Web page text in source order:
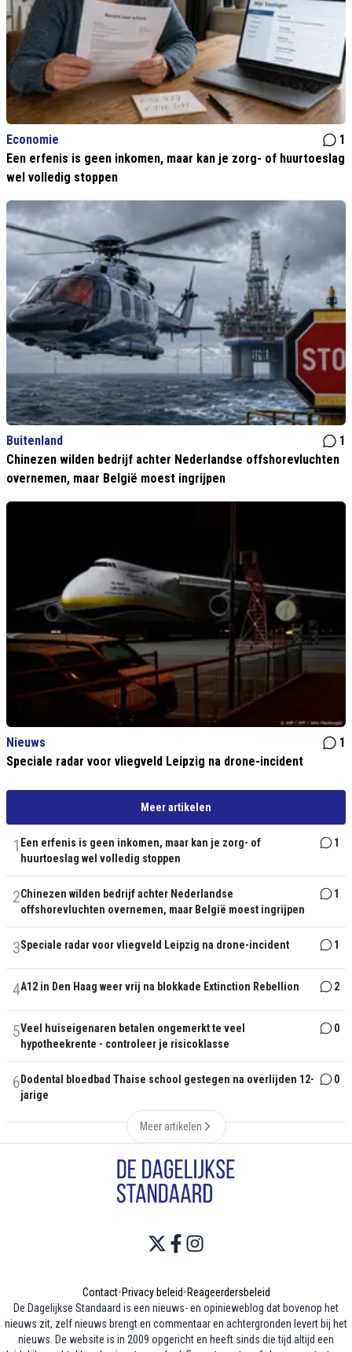
Economie
1
Een erfenis is geen inkomen, maar kan je zorg- of huurtoeslag
wel volledig stoppen
Buitenland
1
Chinezen wilden bedrijf achter Nederlandse offshorevluchten
overnemen, maar België moest ingrijpen
Nieuws
1
Speciale radar voor vliegveld Leipzig na drone-incident
Meer artikelen
1 Een erfenis is geen inkomen, maar kan je zorg- of
huurtoeslag wel volledig stoppen
1
2Chinezen wilden bedrijf achter Nederlandse
offshorevluchten overnemen, maar België moest ingrijpen
1
3Speciale radar voor vliegveld Leipzig na drone-incident 1
4A12 in Den Haag weer vrij na blokkade Extinction Rebellion 2
5Veel huiseigenaren betalen ongemerkt te veel
hypotheekrente - controleer je risicoklasse
0
6 Dodental bloedbad Thaise school gestegen na overlijden 12-
jarige
0
Meer artikelen
Contact•Privacy beleid•Reageerdersbeleid
De Dagelijkse Standaard is een nieuws- en opinieweblog dat bovenop het
nieuws zit, zelf nieuws brengt en commentaar en achtergronden levert bij het
nieuws. De website is in 2009 opgericht en heeft sinds die tijd altijd een